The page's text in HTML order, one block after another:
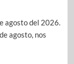
agosto del 2026.
agosto, nos